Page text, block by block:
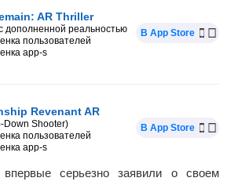
AR Thriller
дополненной реальностью
пользователей
app-s
В App Store
Revenant AR
Down Shooter)
пользователей
app-s
В App Store
серьезно заявили о своем